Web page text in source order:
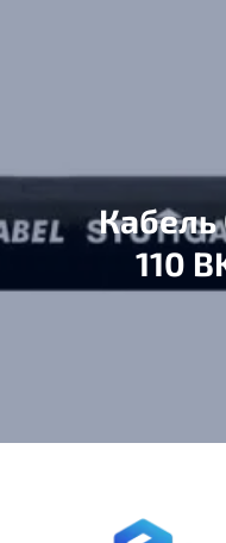
Кабель
110